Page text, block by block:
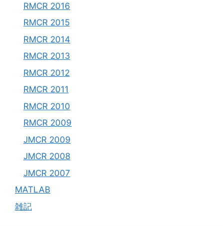
RMCR 2016
RMCR 2015
RMCR 2014
RMCR 2013
RMCR 2012
RMCR 2011
RMCR 2010
RMCR 2009
JMCR 2009
JMCR 2008
JMCR 2007
MATLAB
雑記